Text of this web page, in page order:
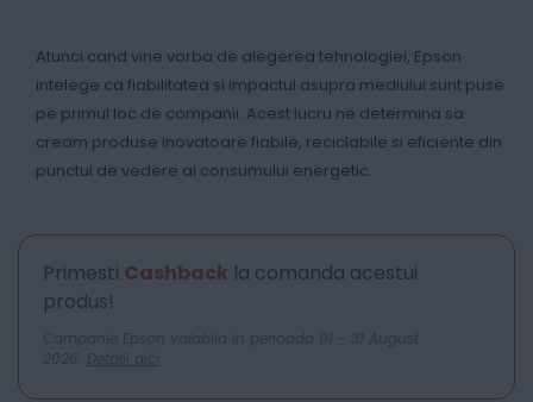
Atunci cand vine vorba de alegerea tehnologiei, Epson
intelege ca fiabilitatea si impactul asupra mediului sunt puse
pe primul loc de companii. Acest lucru ne determina sa
cream produse inovatoare fiabile, reciclabile si eficiente din
punctul de vedere al consumului energetic.
Primesti Cashback la comanda acestui
produs!
Campanie Epson valabila in perioada 01 - 31 August
2026. Detalii aici